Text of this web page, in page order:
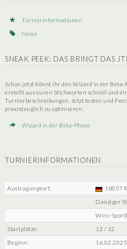
Turnierinformationen
News
SNEAK PEEK: DAS BRINGT DAS
Schon jetzt könnt ihr den Wizard in der Beta-
erstellt aus euren Stichworten schnell und
Turnierbeschreibungen. Jetzt testen und
praxistauglich zu optimieren.
Wizard in der Beta-Phase
TURNIERINFORMATIONEN
Austragungsort:
18057
Danziger
Wiro-
Startplätze:
12 / 12
Beginn: